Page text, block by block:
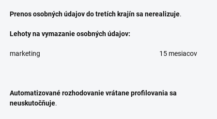
Prenos osobných údajov do tretích krajín sa nerealizuje.
Lehoty na vymazanie osobných údajov:
marketing 15 mesiacov
Automatizované rozhodovanie vrátane profilovania sa
neuskutočňuje.